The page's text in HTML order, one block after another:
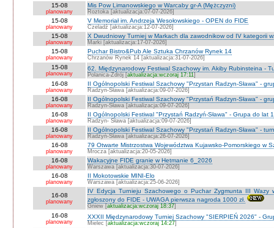
15-08
planowany
Mis Pow Limanowskiego w Warcaby gr-A (Mężczyzni)
Roztoka [aktualizacja:07-07-2026]
15-08
planowany
V Memoriał im. Andrzeja Wesołowskiego - OPEN do FIDE
Czeladź [aktualizacja:12-07-2026]
15-08
planowany
X Dwudniowy Turniej w Markach dla zawodnikow od IV kategorii
Marki [aktualizacja:17-07-2026]
15-08
planowany
Puchar Bistro&Pub Ale Sztuka Chrzanów Rynek 14
Chrzanów Rynek 14 [aktualizacja:31-07-2026]
15-08
planowany
62. Międzynarodowy Festiwal Szachowy im. Akiby Rubinsteina -
Polanica-Zdrój [aktualizacja:wczoraj 17:11]
16-08
planowany
II Ogólnopolski Festiwal Szachowy "Przystan Radzyn-Sława" -
Radzyn-Sława [aktualizacja:09-07-2026]
16-08
planowany
II Ogólnopolski Festiwal Szachowy "Przystań Radzyn-Sława" -
Radzyn-Sława [aktualizacja:09-07-2026]
16-08
planowany
II Ogólnopolski Festiwal "Przystań Radzyń-Sława" - Grupa do lat
Radzyn- Sława [aktualizacja:09-07-2026]
16-08
planowany
II Ogólnopolski Festiwal Szachowy "Przystań Radzyn-Sława" -
Radzyń-Sława [aktualizacja:26-07-2026]
16-08
planowany
79 Otwarte Mistrzostwa Województwa Kujawsko-Pomorskiego w
Mrocza [aktualizacja:20-05-2026]
16-08
planowany
Wakacyjne FIDE granie w Hetmanie 6_2026
Warszawa [aktualizacja:30-07-2026]
16-08
planowany
II Mokotowskie MINI-Elo
Warszawa [aktualizacja:25-06-2026]
16-08
planowany
IV Edycja Turnieju Szachowego o Puchar Zygmunta III Wazy
zgłoszony do FIDE - UWAGA pierwsza nagroda 1000 zł.
Gniew [aktualizacja:wczoraj 18:37]
16-08
planowany
XXXII Międzynarodowy Turniej Szachowy "SIERPIEŃ 2026" -
Mielec [aktualizacja:wczoraj 14:27]